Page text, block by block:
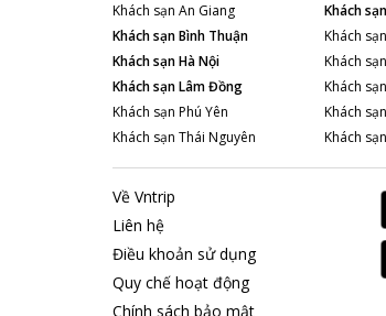
Khách sạn An Giang Khách sạn
Khách sạnBình Thuận Khách sạn
Khách sạnHà Nội Khách sạn
Khách sạnLâm Đồng Khách sạn
Khách sạn Phú Yên Khách sạn
Khách sạn Thái Nguyên Khách sạn
Về Vntrip
Liên hệ
Điều khoản sử dụng
Quy chế hoạt động
Chính sách bảo mật